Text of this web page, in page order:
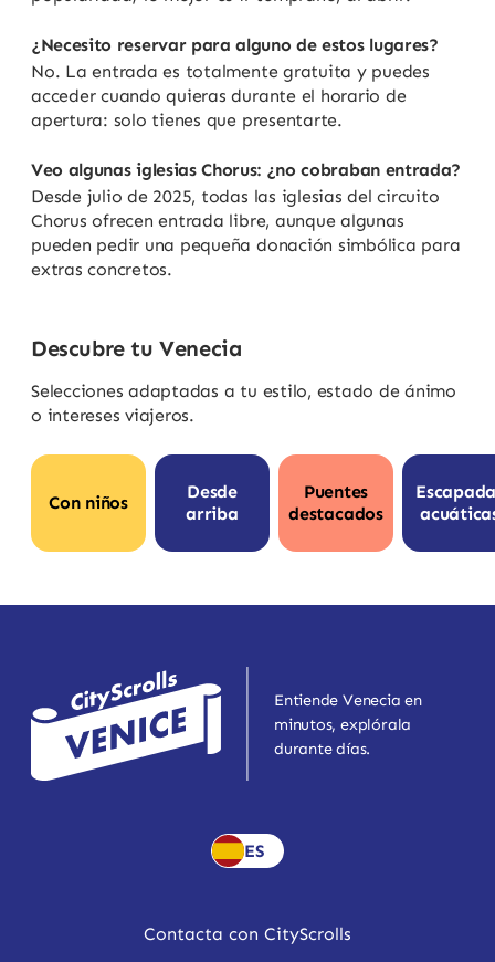
¿Necesito reservar para alguno de estos lugares?
No. La entrada es totalmente gratuita y puedes
acceder cuando quieras durante el horario de
apertura: solo tienes que presentarte.
Veo algunas iglesias Chorus: ¿no cobraban entrada?
Desde julio de 2025, todas las iglesias del circuito
Chorus ofrecen entrada libre, aunque algunas
pueden pedir una pequeña donación simbólica para
extras concretos.
Descubre tu Venecia
Selecciones adaptadas a tu estilo, estado de ánimo
o intereses viajeros.
Con niños
Desde
arriba
Puentes
destacados
Entiende Venecia en
minutos, explórala
durante días.
ES
Contacta con CityScrolls